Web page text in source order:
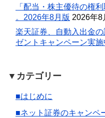
「配当・株主優待の権
。2026年8月版 2026年8
楽天証券、自動入出金
ゼントキャンペーン実施
▼カテゴリー
■はじめに
■ネット証券のキャンペ